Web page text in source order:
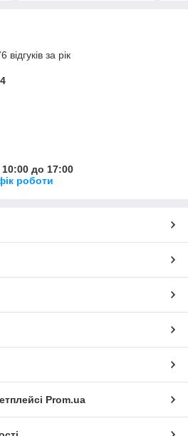
за рік
до 17:00
роботи
Prom.ua